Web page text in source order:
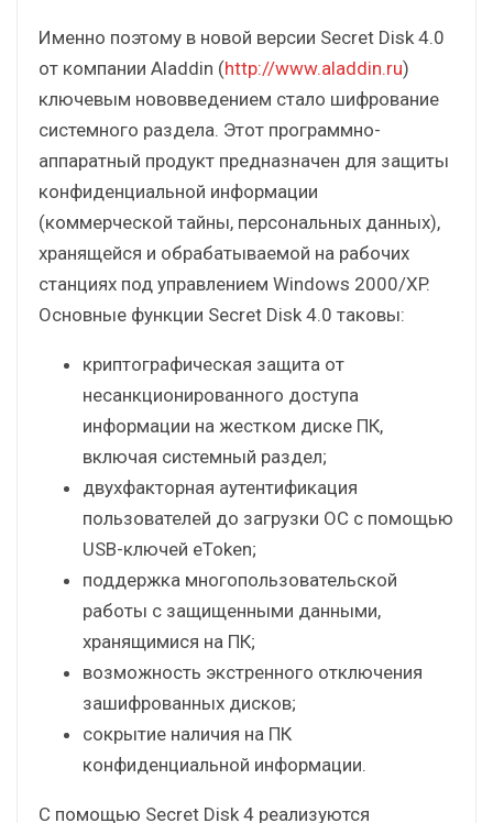
Именно поэтому в новой версии Secret Disk 4.0
от компании Aladdin (http://www.aladdin.ru)
ключевым нововведением стало шифрование
системного раздела. Этот программно-
аппаратный продукт предназначен для защиты
конфиденциальной информации
(коммерческой тайны, персональных данных),
хранящейся и обрабатываемой на рабочих
станциях под управлением Windows 2000/XP.
Основные функции Secret Disk 4.0 таковы:
криптографическая защита от
несанкционированного доступа
информации на жестком диске ПК,
включая системный раздел;
двухфакторная аутентификация
пользователей до загрузки ОС с помощью
USB-ключей eToken;
поддержка многопользовательской
работы с защищенными данными,
хранящимися на ПК;
возможность экстренного отключения
зашифрованных дисков;
сокрытие наличия на ПК
конфиденциальной информации.
С помощью Secret Disk 4 реализуются